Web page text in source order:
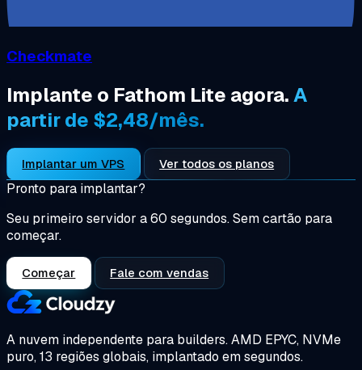
Checkmate
Implante o Fathom Lite agora.A
partir de $2,48/mês.
Implantar um VPS Ver todos os planos
Pronto para implantar?
Seu primeiro servidor a 60 segundos. Sem cartão para
começar.
Começar Fale com vendas
A nuvem independente para builders.AMD EPYC, NVMe
puro, 13 regiões globais, implantado em segundos.